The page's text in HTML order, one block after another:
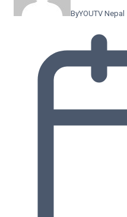
ByYOUTV Nepal